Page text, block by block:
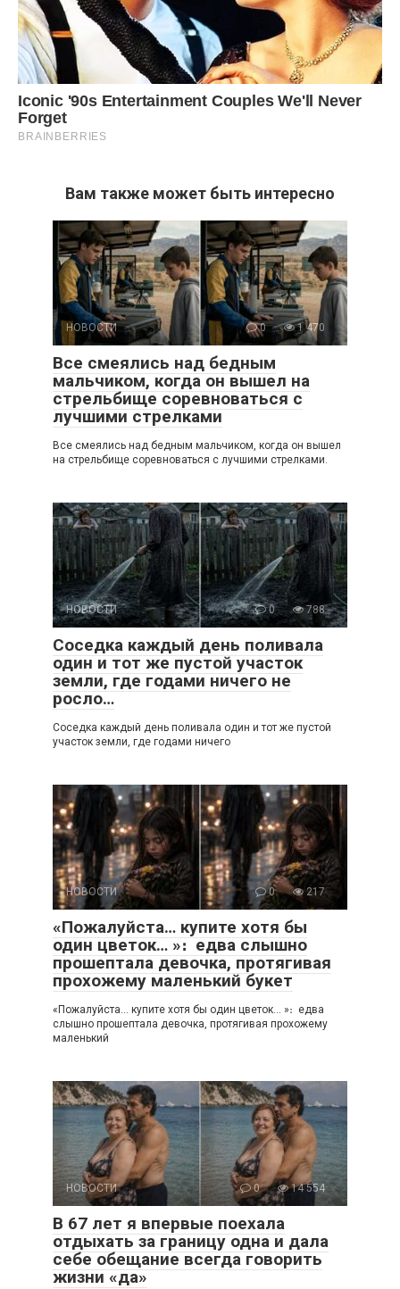
Вам также может быть интересно
НОВОСТИ 0 1 470
Все смеялись над бедным
мальчиком, когда он вышел на
стрельбище соревноваться с
лучшими стрелками
Все смеялись над бедным мальчиком, когда он вышел
на стрельбище соревноваться с лучшими стрелками.
НОВОСТИ 0 788
Соседка каждый день поливала
один и тот же пустой участок
земли, где годами ничего не
росло…
Соседка каждый день поливала один и тот же пустой
участок земли, где годами ничего
НОВОСТИ 0 217
«Пожалуйста… купите хотя бы
один цветок… »։ едва слышно
прошептала девочка, протягивая
прохожему маленький букет
«Пожалуйста… купите хотя бы один цветок… »։ едва
слышно прошептала девочка, протягивая прохожему
маленький
НОВОСТИ 0 14 554
В 67 лет я впервые поехала
отдыхать за границу одна и дала
себе обещание всегда говорить
жизни «да»